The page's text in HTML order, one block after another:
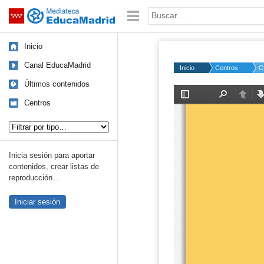
Saltar navegación Palabra o frase:
Inicio
Canal EducaMadrid
Últimos contenidos
Centros
Inicia sesión para aportar
contenidos, crear listas de
reproducción...
Iniciar sesión
Inicio Centros